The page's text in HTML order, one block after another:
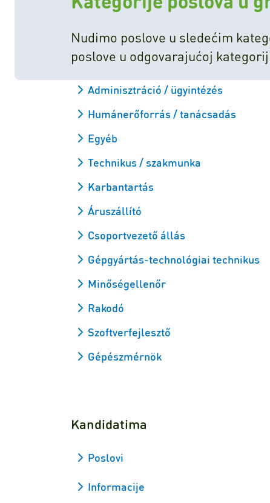
Nudimo poslove u sledećim
poslove u odgovarajućoj
Adminisztráció / ügyintézés
Humánerőforrás / tanácsadás
Egyéb
Technikus / szakmunka
Karbantartás
Áruszállító
Csoportvezető állás
Gépgyártás-technológiai technikus
Minőségellenőr
Rakodó
Szoftverfejlesztő
Gépészmérnök
Kandidatima
Poslovi
Informacije